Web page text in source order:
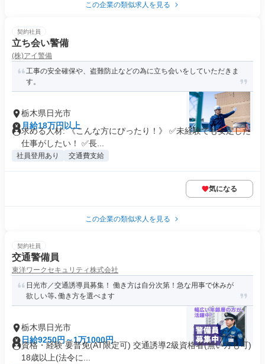
この企業の類似求人を見る
契約社員
立ち会い警備
(株)アイ警備
工事の安全確保や、盗難防止などの為に立ち会いをしていただきま
す。
栃木県日光市
月給18万円以上
求める人材: 《こんな方にぴったり！》 ✅未経験でも安定した
仕事がしたい！ ✅長...
社員登用あり 交通費支給
気になる
この企業の類似求人を見る
契約社員
交通警備員
東洋ワークセキュリティ株式会社
日光市／交通誘導員募集！ 働き方は自分次第！急な用事で休みが
欲しい等､働き方を選べます
栃木県日光市
日給9250円～1万1000円
資格・経験 要普免(AT限定可) 交通誘導2級資格者(無い方も可)
18歳以上(法令に...